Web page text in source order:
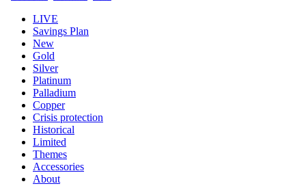
LIVE
Savings Plan
New
Gold
Silver
Platinum
Palladium
Copper
Crisis protection
Historical
Limited
Themes
Accessories
About